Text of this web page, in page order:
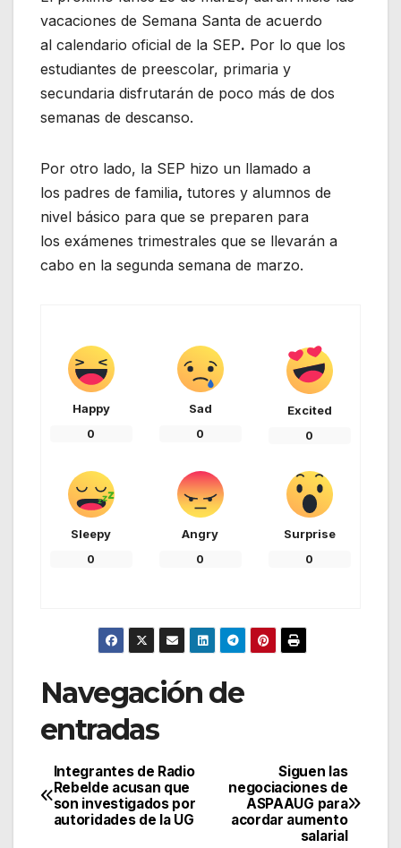
vacaciones de Semana Santa de acuerdo
al calendario oficial de la SEP. Por lo que los
estudiantes de preescolar, primaria y
secundaria disfrutarán de poco más de dos
semanas de descanso.
Por otro lado, la SEP hizo un llamado a
los padres de familia, tutores y alumnos de
nivel básico para que se preparen para
los exámenes trimestrales que se llevarán a
cabo en la segunda semana de marzo.
Happy
0
Sad
0
Excited
0
Sleepy
0
Angry
0
Surprise
0
Navegación de
entradas
Siguen las
negociaciones de
ASPAAUG para
acordar aumento
salarial
Integrantes de Radio
Rebelde acusan que
son investigados por
autoridades de la UG